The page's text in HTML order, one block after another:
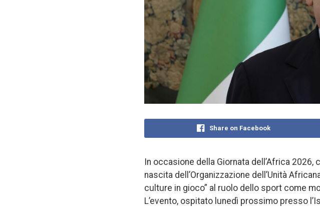
Share on Facebook
In occasione della Giornata dell’Africa
nascita dell’Organizzazione dell’Unità
culture in gioco” al ruolo dello sport come
L’evento, ospitato lunedì prossimo presso